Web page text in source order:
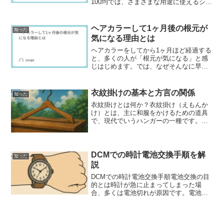
100均では、さまざまな用途に使えるシー
明シートなど、工夫次第で日常使いのシ
ールをしっか...
知った
ヘアカラーして1ヶ月後の根元が
気になる理由とは
ヘアカラーをしてから1ヶ月ほど経過する
と、多くの人が「根元が気になる」と感
じはじめます。では、なぜそんなに早く
リタッチのタイミング、目立ちにくくす
るコツ、さらには1年放置...
知った 衣紋掛けの基本と方言の関係
衣紋掛けとは何か？衣紋掛け（えもんか
け）とは、主に和服をかけるための道具
で、現代でいうハンガーの一種です。着
江戸時代までさかのぼると...
知った
DCMでの時計電池交換手順を解
説
DCMでの時計電池交換手順電池交換の目
的とは時計が急に止まってしまった場
合、多くは電池切れが原因です。電池交